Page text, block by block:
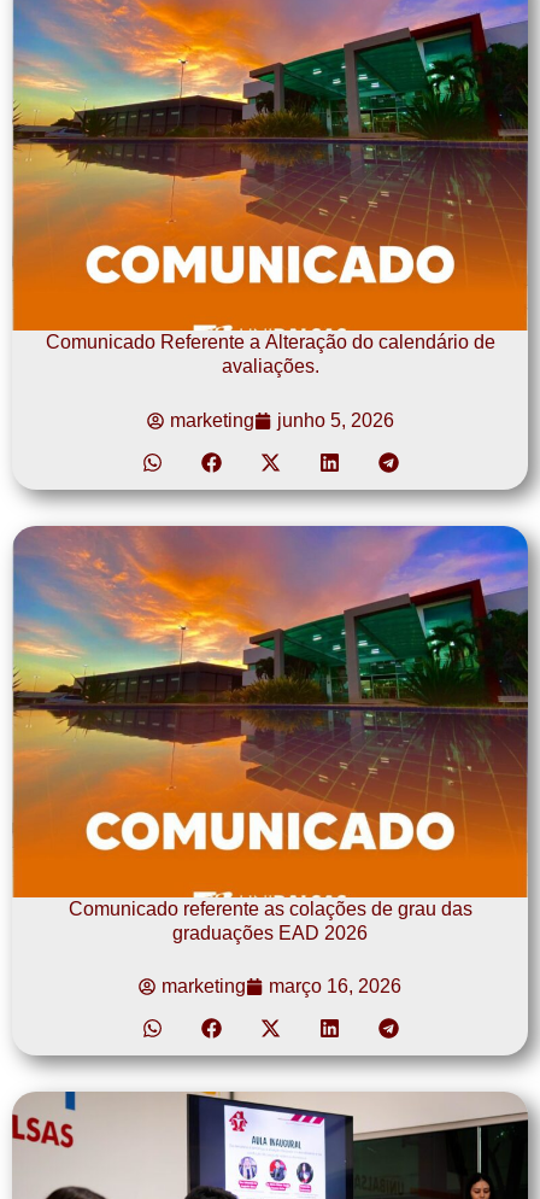
Comunicado Referente a Alteração do calendário de
avaliações.
marketing junho 5, 2026
Comunicado referente as colações de grau das
graduações EAD 2026
marketing março 16, 2026